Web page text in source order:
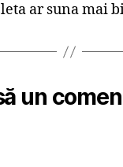
ar suna mai
un